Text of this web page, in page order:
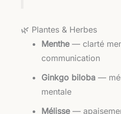
🌿 Plantes & Herbes
Menthe— clarté
communication
Ginkgo biloba —
mentale
Mélisse—